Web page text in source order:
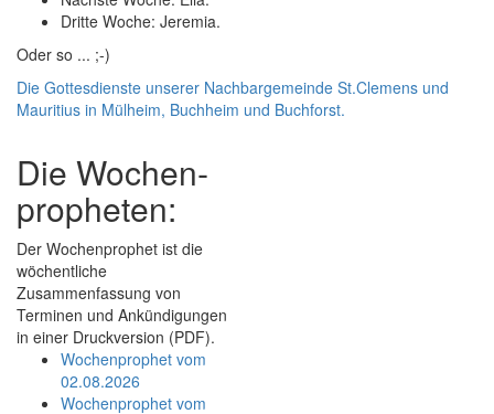
Dritte Woche: Jeremia.
Oder so ... ;-)
Die Gottesdienste unserer Nachbargemeinde St.Clemens und
Mauritius in Mülheim, Buchheim und Buchforst.
Die Wochen­
propheten:
Der Wochenprophet ist die
wöchentliche
Zusammenfassung von
Terminen und Ankündigungen
in einer Druckversion (PDF).
Wochenprophet vom
02.08.2026
Wochenprophet vom